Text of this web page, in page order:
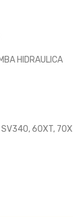
HIDRAULICA
60XT,